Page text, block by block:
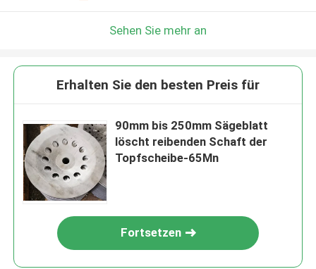
Sehen Sie mehr an
Erhalten Sie den besten Preis für
90mm bis 250mm Sägeblatt
löscht reibenden Schaft der
Topfscheibe-65Mn
Fortsetzen